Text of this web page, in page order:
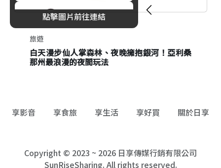
旅遊
東京大人暑休提案！品川劇場、景觀飯店與日
本酒冰淇淋一次收藏
點擊圖片前往連結
享影音 享食旅 享生活 享好買 關於日享
Copyright © 2023 ~ 2026 日享傳媒行銷有限公司
SunRiseSharing. All rights reserved.